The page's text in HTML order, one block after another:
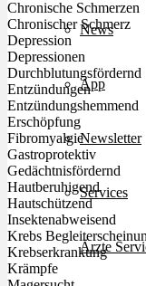
News
App
Newsletter
Services
Ärzte
Chronische Schmerzen
Chronischer Schmerz
Depression
Depressionen
Durchblutungsfördernd
Entzündungen
Entzündungshemmend
Erschöpfung
Fibromyalgie
Gastroprotektiv
Gedächtnisfördernd
Hautberuhigend
Hautschützend
Insektenabweisend
Krebs
Krebserkrankung
Krämpfe